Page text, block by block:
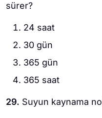
sürer?
24 saat
30 gün
365 gün
365 saat
29. Suyun kaynama